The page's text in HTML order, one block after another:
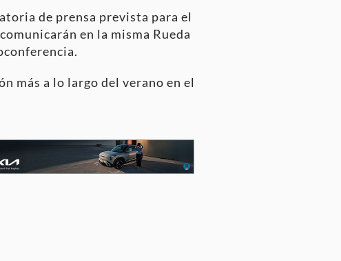
de prensa prevista para el
en la misma Rueda
más a lo largo del verano en el